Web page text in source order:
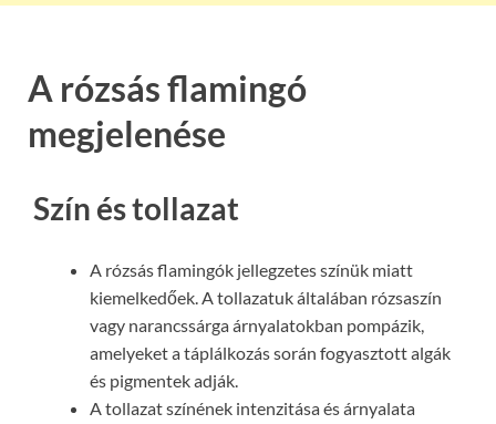
A rózsás flamingó
megjelenése
Szín és tollazat
A rózsás flamingók jellegzetes színük miatt
kiemelkedőek. A tollazatuk általában rózsaszín
vagy narancssárga árnyalatokban pompázik,
amelyeket a táplálkozás során fogyasztott algák
és pigmentek adják.
A tollazat színének intenzitása és árnyalata